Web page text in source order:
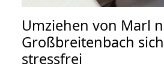
Umziehen von Marl
Großbreitenbach
stressfrei